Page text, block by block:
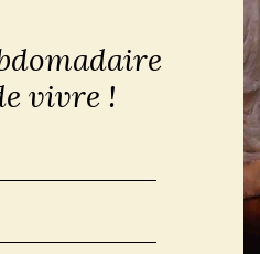
vivre !